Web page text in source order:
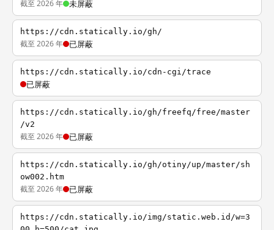
截至 2026 年 未屏蔽
https://cdn.statically.io/gh/
截至 2026 年 已屏蔽
https://cdn.statically.io/cdn-cgi/trace
已屏蔽
https://cdn.statically.io/gh/freefq/free/master
/v2
截至 2026 年 已屏蔽
https://cdn.statically.io/gh/otiny/up/master/sh
ow002.htm
截至 2026 年 已屏蔽
https://cdn.statically.io/img/static.web.id/w=3